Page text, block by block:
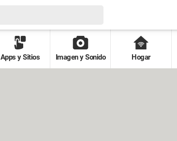
Apps y Sitios Imagen y Sonido Hogar